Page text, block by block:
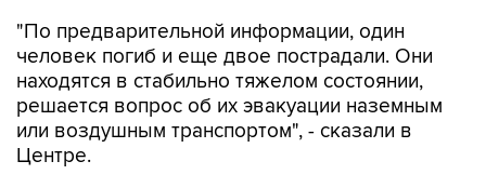
"По предварительной информации, один
человек погиб и еще двое пострадали. Они
находятся в стабильно тяжелом состоянии,
решается вопрос об их эвакуации наземным
или воздушным транспортом", - сказали в
Центре.